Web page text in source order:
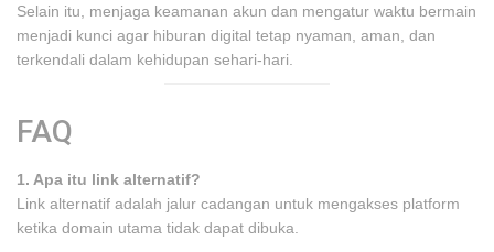
Selain itu, menjaga keamanan akun dan mengatur waktu bermain
menjadi kunci agar hiburan digital tetap nyaman, aman, dan
terkendali dalam kehidupan sehari-hari.
FAQ
1. Apa itu link alternatif?
Link alternatif adalah jalur cadangan untuk mengakses platform
ketika domain utama tidak dapat dibuka.